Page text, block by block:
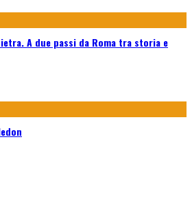
A due passi da Roma tra storia e